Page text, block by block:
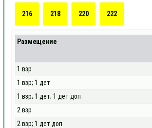
216 218 220 222
Размещение
1 взр
1 взр; 1 дет
1 взр; 1 дет; 1 дет доп
2 взр
2 взр; 1 дет доп